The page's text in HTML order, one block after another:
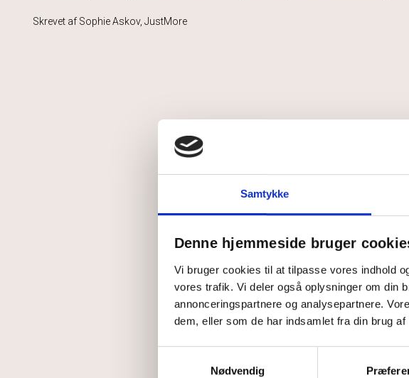
Samtykke
Denne hjemmeside bruger
Vi bruger cookies til at tilpasse vores indhold
vores trafik. Vi deler også oplysninger om din
annonceringspartnere og analysepartnere.
dem, eller som de har indsamlet fra din brug af
Nødvendig
Skrevet af Sophie Askov, JustMore